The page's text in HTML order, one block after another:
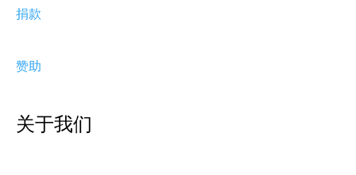
捐款
赞助
关于我们